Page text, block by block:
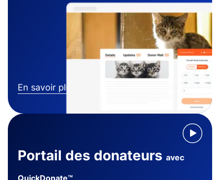
En savoir plus
Portail des donateurs avec